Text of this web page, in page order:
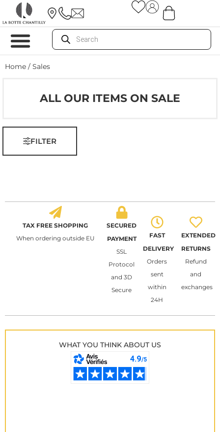
Home / Sales
ALL OUR ITEMS ON SALE
FILTER
TAX FREE SHOPPING
When ordering outside EU
SECURED
PAYMENT
SSL
Protocol
and 3D
Secure
FAST
DELIVERY
Orders
sent
within
24H
EXTENDED
RETURNS
Refund
and
exchanges
WHAT YOU THINK ABOUT US